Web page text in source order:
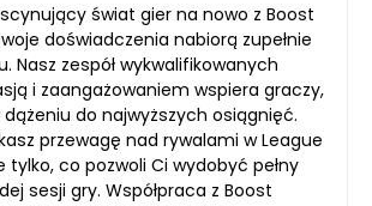
świat gier na nowo z Boost
doświadczenia nabiorą zupełnie
Nasz zespół wykwalifikowanych
i zaangażowaniem wspiera graczy,
dążeniu do najwyższych osiągnięć.
przewagę nad rywalami w League
tylko, co pozwoli Ci wydobyć pełny
sesji gry. Współpraca z Boost